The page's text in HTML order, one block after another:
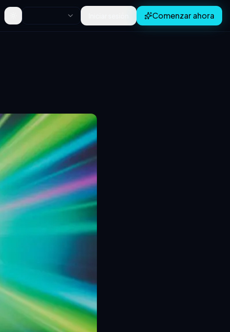
Toggle theme Comenzar ahora